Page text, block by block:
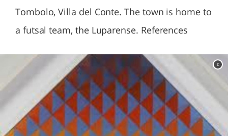
Tombolo, Villa del Conte. The town is home to
a futsal team, the Luparense. References
c